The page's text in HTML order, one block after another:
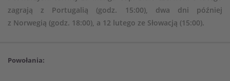
zagrają z Portugalią (godz. 15:00), dwa dni później
z Norwegią (godz. 18:00), a 12 lutego ze Słowacją (15:00).
Powołania: